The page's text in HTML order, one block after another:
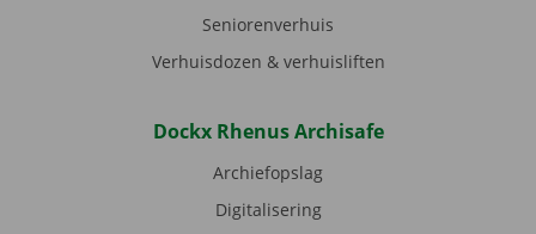
Seniorenverhuis
Verhuisdozen & verhuisliften
Dockx Rhenus Archisafe
Archiefopslag
Digitalisering